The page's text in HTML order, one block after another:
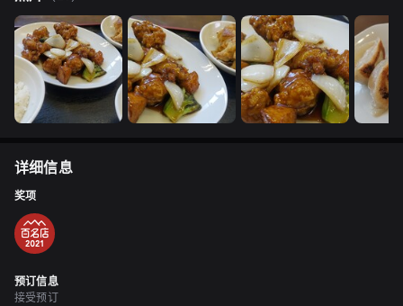
详细信息
奖项
预订信息
接受预订